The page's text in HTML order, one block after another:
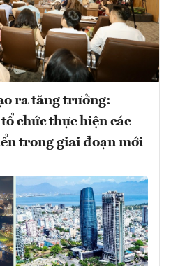
ra tăng trưởng:
chức thực hiện các
trong giai đoạn mới